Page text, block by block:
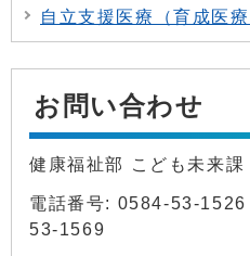
自立支援医療（育成医
お問い合わせ
健康福祉部 こども未来課
電話番号: 0584-53-
53-1569